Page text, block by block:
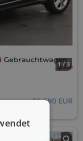
1 / 3
26.690 EUR